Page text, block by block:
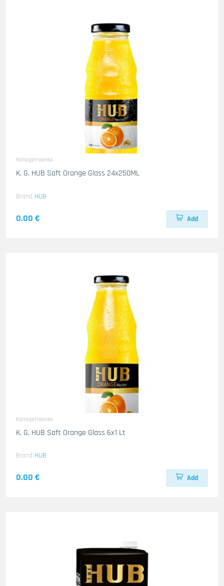
Kaltegetraenke
K. G. HUB Saft Orange Glass 24x250ML
Brand HUB
0.00 € Add
Kaltegetraenke
K. G. HUB Saft Orange Glass 6x1 Lt
Brand HUB
0.00 € Add